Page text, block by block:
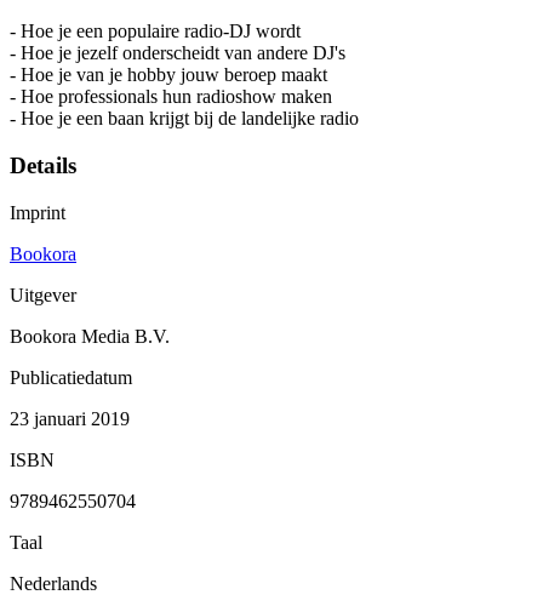
- Hoe je een populaire radio-DJ wordt
- Hoe je jezelf onderscheidt van andere DJ's
- Hoe je van je hobby jouw beroep maakt
- Hoe professionals hun radioshow maken
- Hoe je een baan krijgt bij de landelijke radio
Details
Imprint
Bookora
Uitgever
Bookora Media B.V.
Publicatiedatum
23 januari 2019
ISBN
9789462550704
Taal
Nederlands